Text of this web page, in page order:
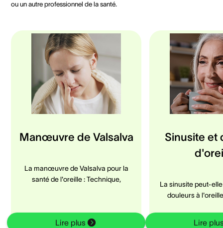
ou un autre professionnel de la santé.
Manœuvre de Valsalva
La manœuvre de Valsalva pour la
santé de l'oreille : Technique,
Lire plus
Sinusite et
La sinusite peut-
douleurs à
Lire